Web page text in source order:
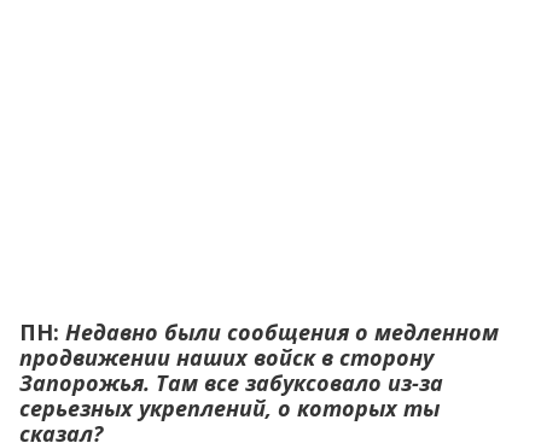
ПН: Недавно были сообщения о медленном
продвижении наших войск в сторону
Запорожья. Там все забуксовало из-за
серьезных укреплений, о которых ты
сказал?